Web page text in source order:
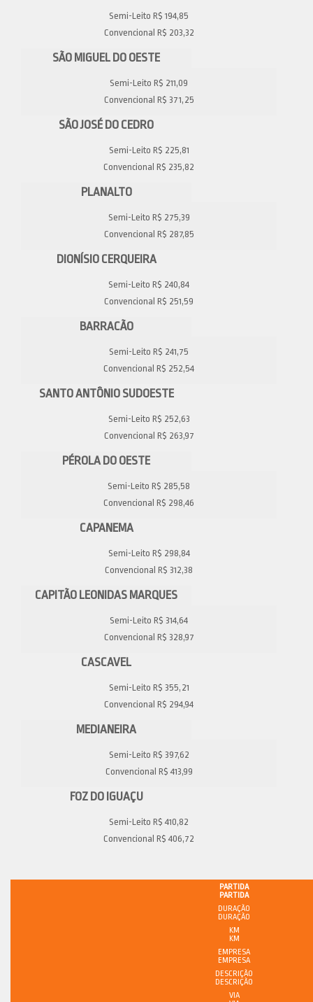
Semi-Leito R$ 194,85
Convencional R$ 203,32
SÃO MIGUEL DO OESTE
Semi-Leito R$ 211,09
Convencional R$ 371,25
SÃO JOSÉ DO CEDRO
Semi-Leito R$ 225,81
Convencional R$ 235,82
PLANALTO
Semi-Leito R$ 275,39
Convencional R$ 287,85
DIONÍSIO CERQUEIRA
Semi-Leito R$ 240,84
Convencional R$ 251,59
BARRACÃO
Semi-Leito R$ 241,75
Convencional R$ 252,54
SANTO ANTÔNIO SUDOESTE
Semi-Leito R$ 252,63
Convencional R$ 263,97
PÉROLA DO OESTE
Semi-Leito R$ 285,58
Convencional R$ 298,46
CAPANEMA
Semi-Leito R$ 298,84
Convencional R$ 312,38
CAPITÃO LEONIDAS MARQUES
Semi-Leito R$ 314,64
Convencional R$ 328,97
CASCAVEL
Semi-Leito R$ 355,21
Convencional R$ 294,94
MEDIANEIRA
Semi-Leito R$ 397,62
Convencional R$ 413,99
FOZ DO IGUAÇU
Semi-Leito R$ 410,82
Convencional R$ 406,72
PARTIDA
DURAÇÃO
KM
EMPRESA
DESCRIÇÃO